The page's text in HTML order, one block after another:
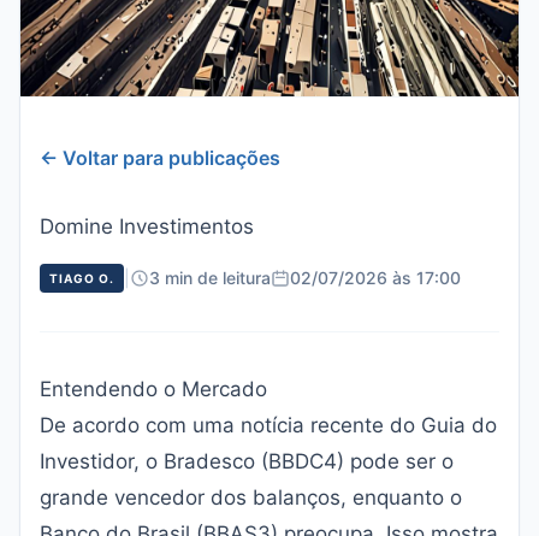
← Voltar para publicações
Domine Investimentos
TIAGO O. 3 min de leitura 02/07/2026 às 17:00
Entendendo o Mercado
De acordo com uma notícia recente do Guia do
Investidor, o Bradesco (BBDC4) pode ser o
grande vencedor dos balanços, enquanto o